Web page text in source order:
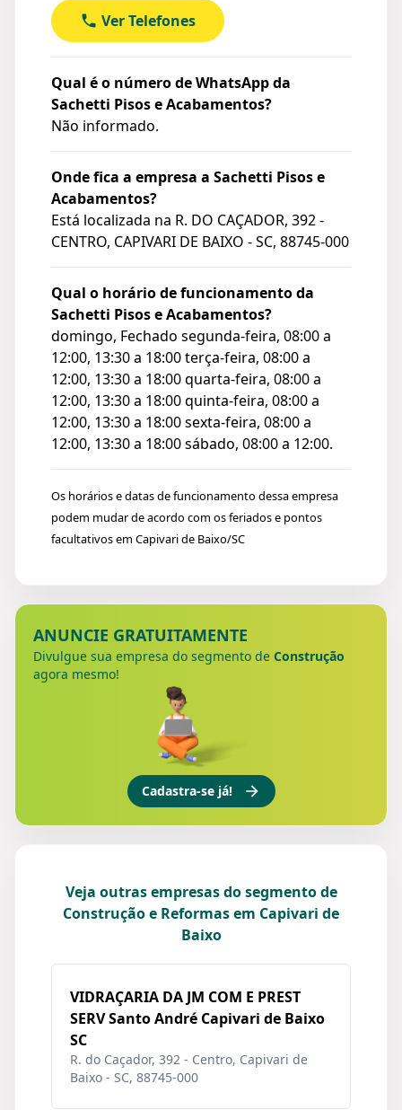
Ver Telefones
Qual é o número de WhatsApp da
Sachetti Pisos e Acabamentos?
Não informado.
Onde fica a empresa a Sachetti Pisos e
Acabamentos?
Está localizada na R. DO CAÇADOR, 392 -
CENTRO, CAPIVARI DE BAIXO - SC, 88745-000
Qual o horário de funcionamento da
Sachetti Pisos e Acabamentos?
domingo, Fechado segunda-feira, 08:00 a
12:00, 13:30 a 18:00 terça-feira, 08:00 a
12:00, 13:30 a 18:00 quarta-feira, 08:00 a
12:00, 13:30 a 18:00 quinta-feira, 08:00 a
12:00, 13:30 a 18:00 sexta-feira, 08:00 a
12:00, 13:30 a 18:00 sábado, 08:00 a 12:00.
Os horários e datas de funcionamento dessa empresa
podem mudar de acordo com os feriados e pontos
facultativos em Capivari de Baixo/SC
ANUNCIE GRATUITAMENTE
Divulgue sua empresa do segmento de Construção
agora mesmo!
Cadastra-se já!
Veja outras empresas do segmento de
Construção e Reformas em Capivari de
Baixo
VIDRAÇARIA DA JM COM E PREST
SERV Santo André Capivari de Baixo
SC
R. do Caçador, 392 - Centro, Capivari de
Baixo - SC, 88745-000